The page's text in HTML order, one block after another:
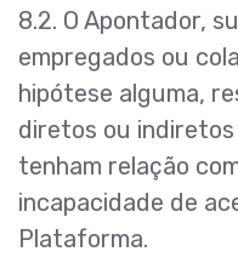
8.2. O Apontador,
empregados ou
hipótese alguma,
diretos ou
tenham relação
incapacidade de
Plataforma.